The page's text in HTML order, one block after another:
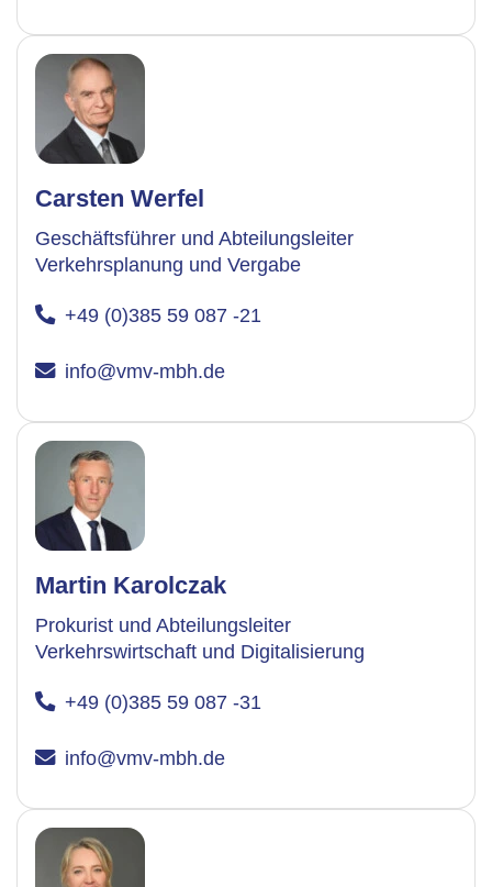
Carsten Werfel
Geschäftsführer und Abteilungsleiter
Verkehrsplanung und Vergabe
+49 (0)385 59 087 -21
info@vmv-mbh.de
Martin Karolczak
Prokurist und Abteilungsleiter
Verkehrswirtschaft und Digitalisierung
+49 (0)385 59 087 -31
info@vmv-mbh.de